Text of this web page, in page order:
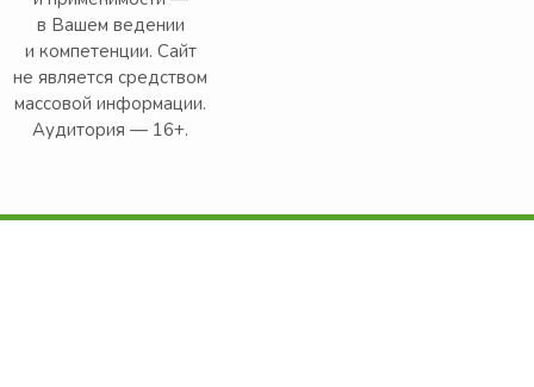
в Вашем ведении
и компетенции. Сайт
не является средством
массовой информации.
Аудитория — 16+.